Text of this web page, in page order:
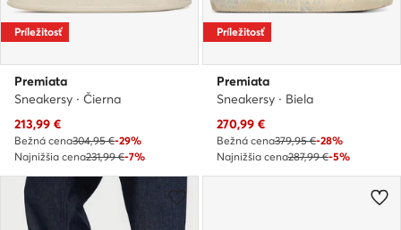
Príležitosť
Premiata
Sneakersy · Čierna
Aktuálna cena
213,99 €
Bežná cena304,95 €-29%
Najnižšia cena231,99 €-7%
Príležitosť
Premiata
Sneakersy · Biela
Aktuálna cena
270,99 €
Bežná cena379,95 €-28%
Najnižšia cena287,99 €-5%